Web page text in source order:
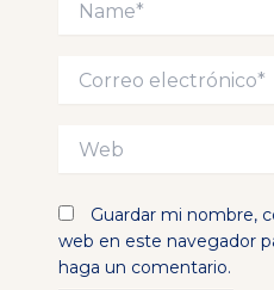
electrónico*
Guardar mi nombre,
web en este navegador
haga un comentario.